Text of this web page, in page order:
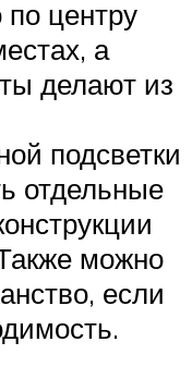
по центру
а
делают из
подсветки
отдельные
можно
если